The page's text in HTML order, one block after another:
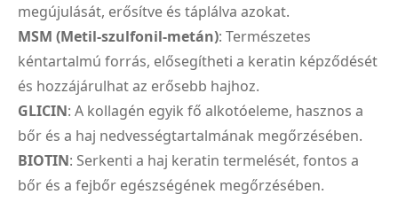
megújulását, erősítve és táplálva azokat.
MSM (Metil-szulfonil-metán): Természetes
kéntartalmú forrás, elősegítheti a keratin képződését
és hozzájárulhat az erősebb hajhoz.
GLICIN: A kollagén egyik fő alkotóeleme, hasznos a
bőr és a haj nedvességtartalmának megőrzésében.
BIOTIN: Serkenti a haj keratin termelését, fontos a
bőr és a fejbőr egészségének megőrzésében.